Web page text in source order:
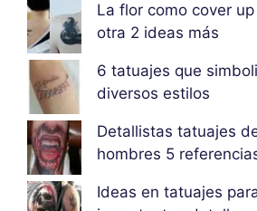
La flor como cover
otra 2 ideas más
6 tatuajes que
diversos estilos
Detallistas tatuajes
hombres 5
Ideas en tatuajes